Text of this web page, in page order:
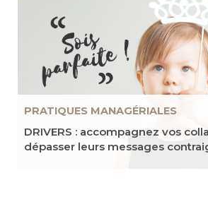
PRATIQUES MANAGÉRIALES
DRIVERS : accompagnez vos
dépasser leurs messages